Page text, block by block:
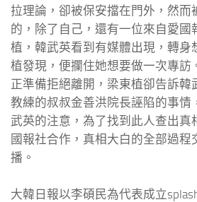
拉理論，卻被保安擋在門外，然而
的，除了自己，還有一位來自愛國
植，韓武英看到有媒體出現，轉身
植發現，便攔住她想要做一次專訪
正準備拒絕離開，梁東植卻告訴韓
教練的叔叔金善洪院長誣陷的事情
武英的注意，為了找到此人查出真
國報社合作，真相大白的全部過程
播。
大韓日報以李碩民為代表成立